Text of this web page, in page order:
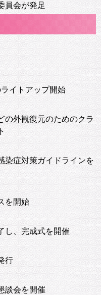
員会が発足
イトアップ開始
の外観復元のためのクラ
染症対策ガイドラインを
を開始
し、完成式を開催
行
談会を開催